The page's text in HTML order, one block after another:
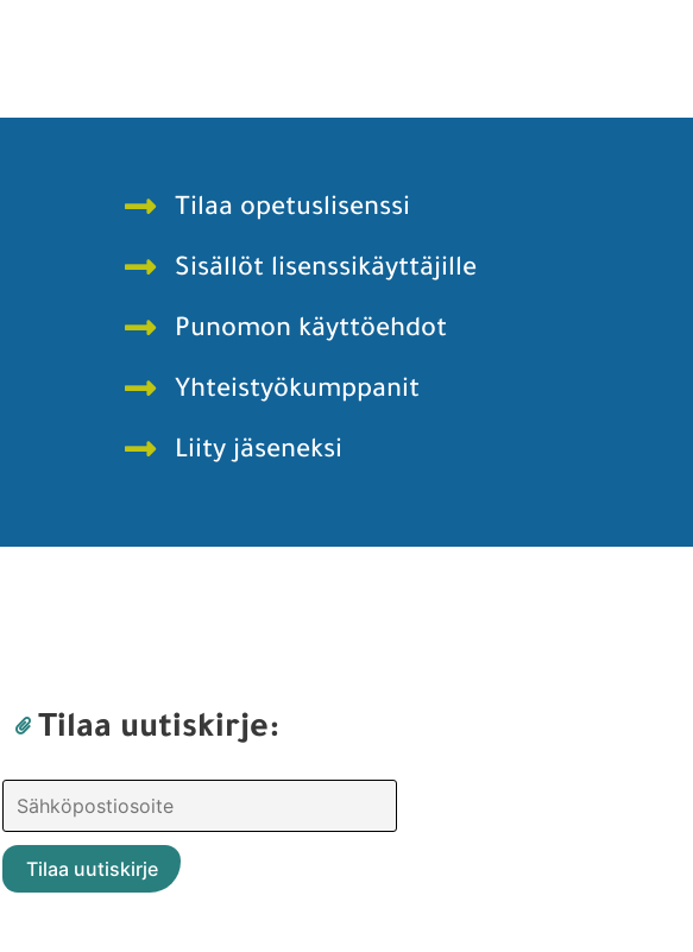
Tilaa opetuslisenssi
Sisällöt lisenssikäyttäjille
Punomon käyttöehdot
Yhteistyökumppanit
Liity jäseneksi
Tilaa uutiskirje: